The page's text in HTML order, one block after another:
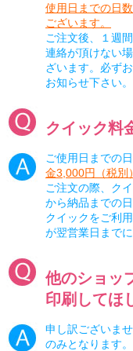
使用日までの日
ございます。
ご注文後、１週
連絡が頂けない
ざいます。必ず
お知らせ下さい。
クイック料
ご使用日までの日
金3,000円（税別
ご注文の際、ク
から納品までの
クイックをご利
が翌営業日まで
他のショッ
印刷してほ
申し訳ございま
のみとなります。